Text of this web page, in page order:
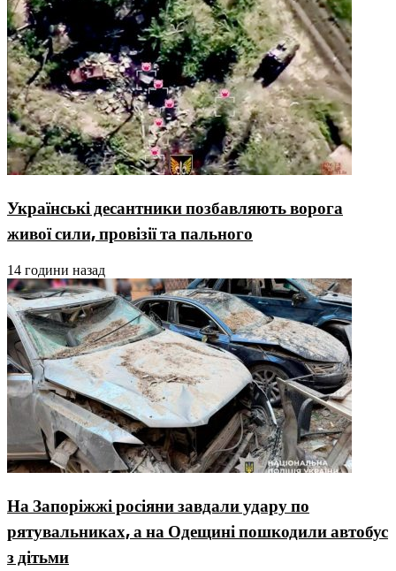
Українські десантники позбавляють ворога
живої сили, провізії та пального
14 години назад
На Запоріжжі росіяни завдали удару по
рятувальниках, а на Одещині пошкодили автобус
з дітьми